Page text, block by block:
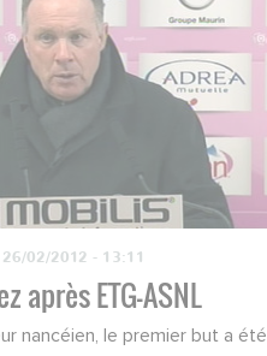
26/02/2012 - 13:11
après ETG-ASNL
nancéien, le premier but a été